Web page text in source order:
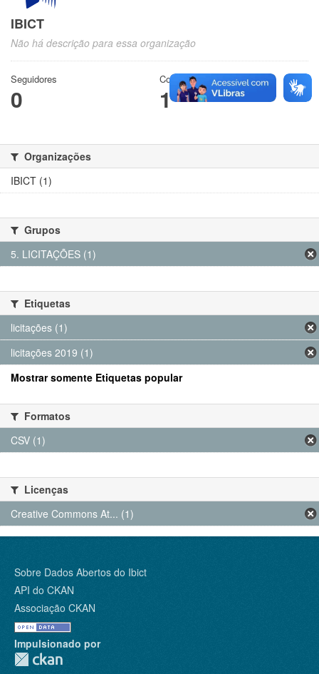
IBICT
Não há descrição para essa organização
Seguidores
0
Conjuntos de dados
1
Organizações
IBICT (1)
Grupos
5. LICITAÇÕES (1)
Etiquetas
licitações (1)
licitações 2019 (1)
Mostrar somente Etiquetas popular
Formatos
CSV (1)
Licenças
Creative Commons At... (1)
Sobre Dados Abertos do Ibict
API do CKAN
Associação CKAN
Impulsionado por